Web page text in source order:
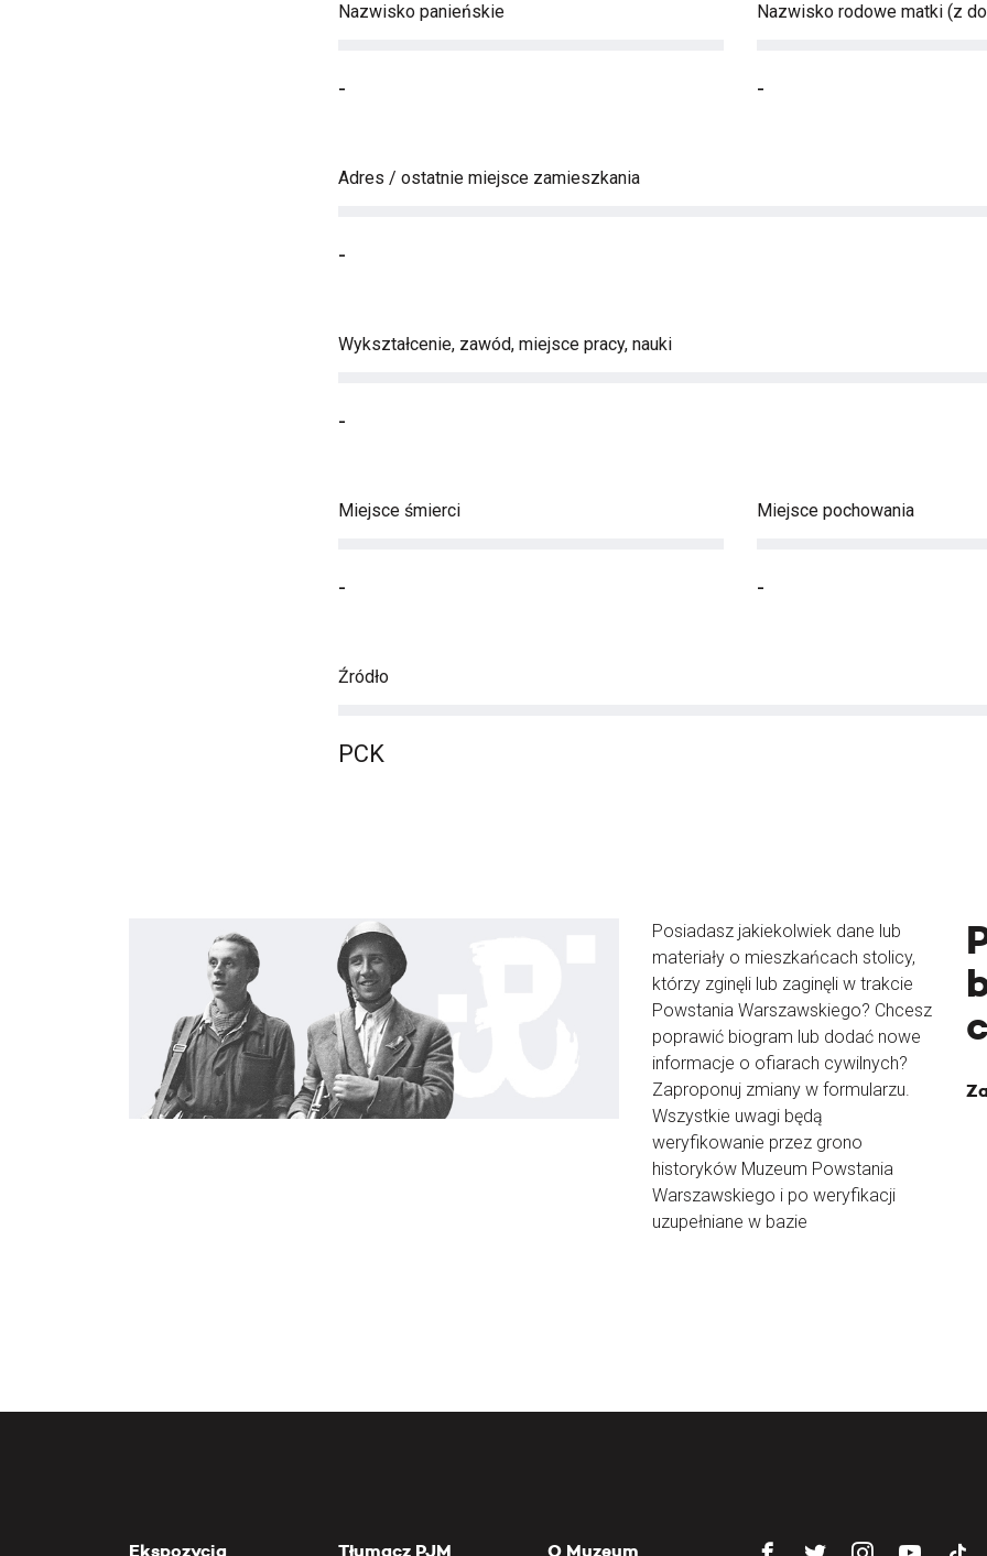
Nazwisko panieńskie
-
Nazwisko rodowe matki (z
-
Adres / ostatnie miejsce zamieszkania
-
Wykształcenie, zawód, miejsce pracy, nauki
-
Miejsce śmierci
-
Miejsce pochowania
-
Źródło
PCK
Posiadasz jakiekolwiek dane lub
materiały o mieszkańcach stolicy,
którzy zginęli lub zaginęli w trakcie
Powstania Warszawskiego? Chcesz
poprawić biogram lub dodać nowe
informacje o ofiarach cywilnych?
Zaproponuj zmiany w formularzu.
Wszystkie uwagi będą
weryfikowanie przez grono
historyków Muzeum Powstania
Warszawskiego i po weryfikacji
uzupełniane w bazie
Ekspozycja Tłumacz PJM O Muzeum